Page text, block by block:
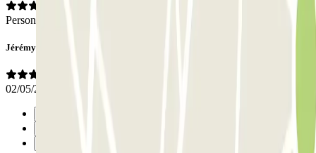
Personal
Jérémy
02/05/2023